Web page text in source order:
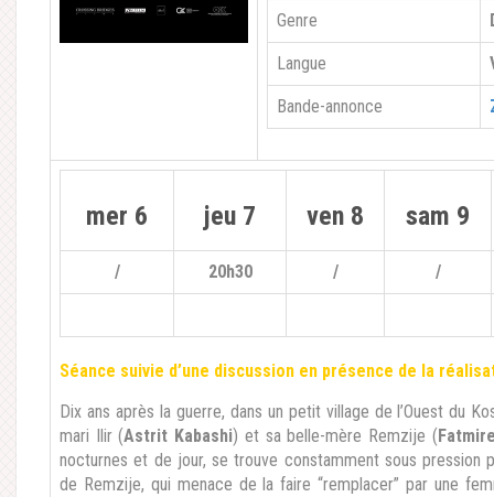
Genre
Langue
Bande-annonce
mer 6 jeu 7 ven 8 sam 9
/ 20h30 / /
Séance suivie d’une discussion en présence de la
Dix ans après la guerre, dans un petit village de l’Ouest du
mari Ilir (Astrit Kabashi) et sa belle-mère Remzije (
nocturnes et de jour, se trouve constamment sous pression
de Remzije, qui menace de la faire “remplacer” par une